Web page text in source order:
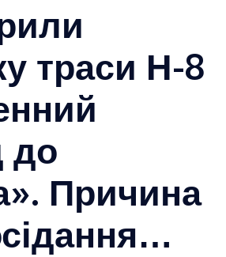
траси Н-8
до
Причина